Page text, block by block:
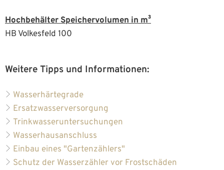
Hochbehälter Speichervolumen in m³
HB Volkesfeld 100
Weitere Tipps und Informationen:
Wasserhärtegrade
Ersatzwasserversorgung
Trinkwasseruntersuchungen
Wasserhausanschluss
Einbau eines "Gartenzählers"
Schutz der Wasserzähler vor Frostschäden